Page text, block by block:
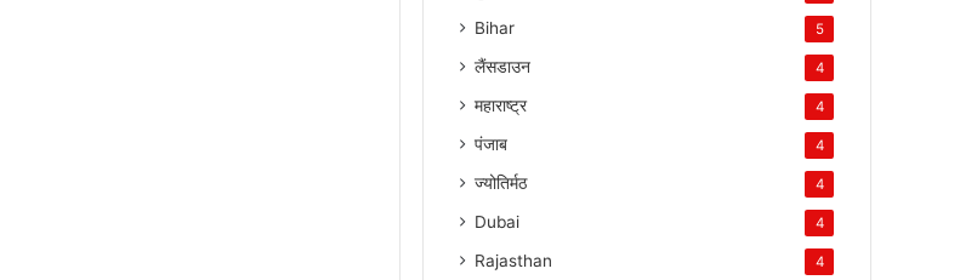
Bihar 5
लैंसडाउन 4
महाराष्ट्र 4
पंजाब 4
ज्योतिर्मठ 4
Dubai 4
Rajasthan 4